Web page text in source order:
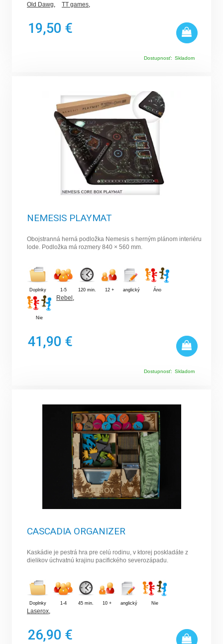
Old Dawg, TT games,
19,50 €
Dostupnosť: Skladom
NEMESIS PLAYMAT
Obojstranná herná podložka Nemesis s herným plánom interiéru
lode. Podložka má rozmery 840 × 560 mm.
Doplnky 1-5 120 min. 12 + anglický Áno
Nie
Rebel ,
41,90 €
Dostupnosť: Skladom
CASCADIA ORGANIZER
Kaskádie je pestrá hra pre celú rodinu, v ktorej poskladáte z
dielikov úchvatnú krajinu pacifického severozápadu.
Doplnky 1-4 45 min. 10 + anglický Nie
Laserox,
26,90 €